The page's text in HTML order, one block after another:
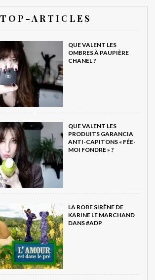
T O P - A R T I C L E S
QUE VALENT LES
OMBRES À PAUPIÈRE
CHANEL ?
QUE VALENT LES
PRODUITS GARANCIA
ANTI-CAPITONS « FÉE-
MOI FONDRE » ?
LA ROBE SIRÈNE DE
KARINE LE MARCHAND
DANS #ADP